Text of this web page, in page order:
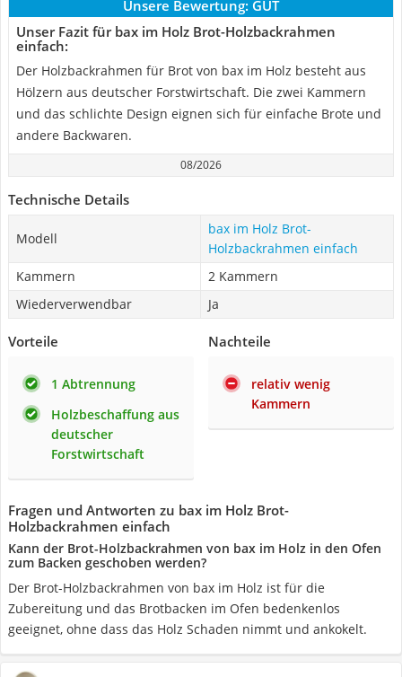
Unsere Bewertung: GUT
Unser Fazit für bax im Holz Brot-Holzbackrahmen
einfach:
Der Holzbackrahmen für Brot von bax im Holz besteht aus
Hölzern aus deutscher Forstwirtschaft. Die zwei Kammern
und das schlichte Design eignen sich für einfache Brote und
andere Backwaren.
08/2026
Technische Details
Modell
bax im Holz Brot-
Holzbackrahmen einfach
Kammern
2 Kammern
Wiederverwendbar
Ja
Vorteile
1 Abtrennung
Holzbeschaffung aus
deutscher
Forstwirtschaft
Nachteile
relativ wenig
Kammern
Fragen und Antworten zu bax im Holz Brot-
Holzbackrahmen einfach
Kann der Brot-Holzbackrahmen von bax im Holz in den Ofen
zum Backen geschoben werden?
Der Brot-Holzbackrahmen von bax im Holz ist für die
Zubereitung und das Brotbacken im Ofen bedenkenlos
geeignet, ohne dass das Holz Schaden nimmt und ankokelt.